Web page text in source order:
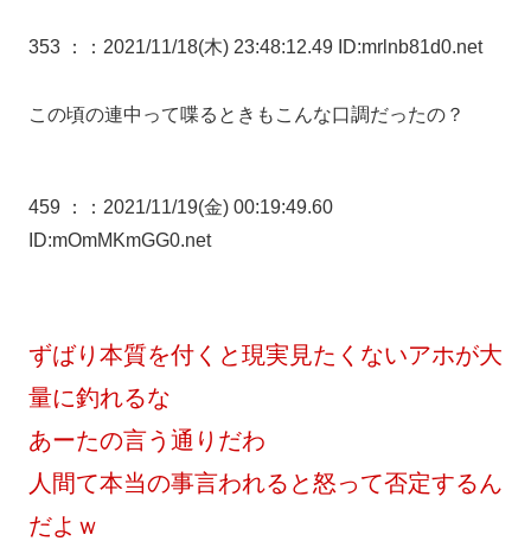
353 ： ：2021/11/18(木) 23:48:12.49 ID:mrlnb81d0.net
この頃の連中って喋るときもこんな口調だったの？
459 ：
：2021/11/19(金) 00:19:49.60
ID:mOmMKmGG0.net
ずばり本質を付くと現実見たくないアホが大
量に釣れるな
あーたの言う通りだわ
人間て本当の事言われると怒って否定するん
だよｗ